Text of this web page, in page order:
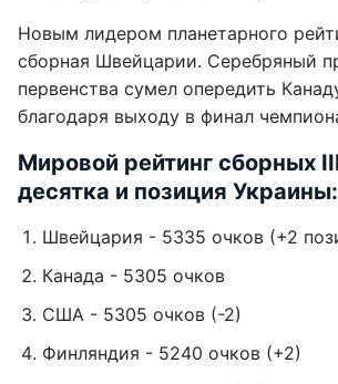
Новым лидером планетарного
сборная Швейцарии. Серебряный
первенства сумел опередить
благодаря выходу в финал
Мировой рейтинг сборных
десятка и позиция Украины:
Швейцария - 5335 очков (+2
Канада - 5305 очков
США - 5305 очков (-2)
Финляндия - 5240 очков (+2)